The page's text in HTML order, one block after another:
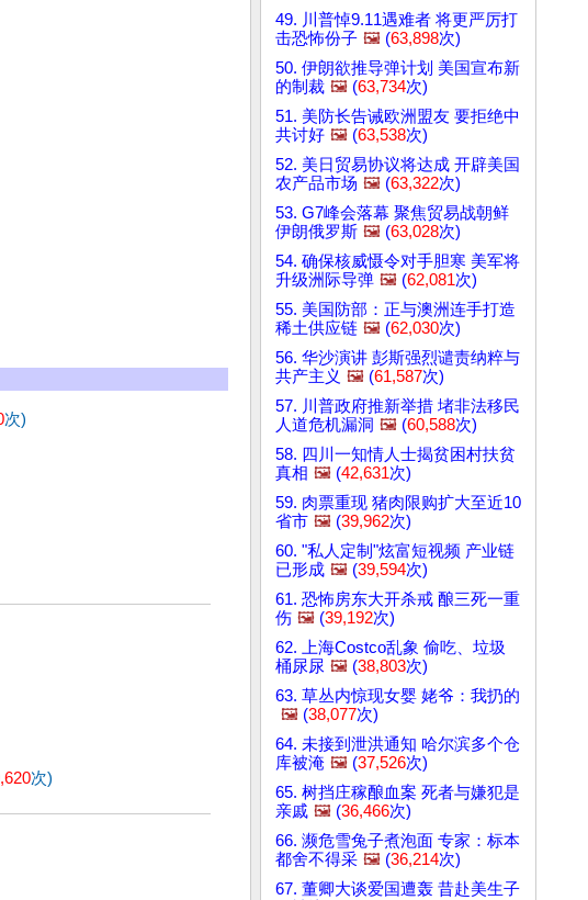
次)
次)
49. 川普悼9.11遇难者 将更严厉打
击恐怖份子 🖼️ (63,898次)
50. 伊朗欲推导弹计划 美国宣布新
的制裁 🖼️ (63,734次)
51. 美防长告诫欧洲盟友 要拒绝中
共讨好 🖼️ (63,538次)
52. 美日贸易协议将达成 开辟美国
农产品市场 🖼️ (63,322次)
53. G7峰会落幕 聚焦贸易战朝鲜
伊朗俄罗斯 🖼️ (63,028次)
54. 确保核威慑令对手胆寒 美军将
升级洲际导弹 🖼️ (62,081次)
55. 美国防部：正与澳洲连手打造
稀土供应链 🖼️ (62,030次)
56. 华沙演讲 彭斯强烈谴责纳粹与
共产主义 🖼️ (61,587次)
57. 川普政府推新举措 堵非法移民
人道危机漏洞 🖼️ (60,588次)
58. 四川一知情人士揭贫困村扶贫
真相 🖼️ (42,631次)
59. 肉票重现 猪肉限购扩大至近10
省市 🖼️ (39,962次)
60. "私人定制"炫富短视频 产业链
已形成 🖼️ (39,594次)
61. 恐怖房东大开杀戒 酿三死一重
伤 🖼️ (39,192次)
62. 上海Costco乱象 偷吃、垃圾
桶尿尿 🖼️ (38,803次)
63. 草丛内惊现女婴 姥爷：我扔的
🖼️ (38,077次)
64. 未接到泄洪通知 哈尔滨多个仓
库被淹 🖼️ (37,526次)
65. 树挡庄稼酿血案 死者与嫌犯是
亲戚 🖼️ (36,466次)
66. 濒危雪兔子煮泡面 专家：标本
都舍不得采 🖼️ (36,214次)
67. 董卿大谈爱国遭轰 昔赴美生子